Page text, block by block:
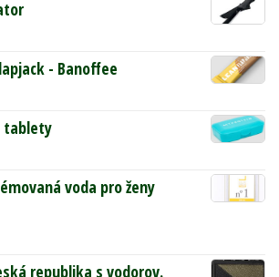
- Banoffee
tablety
voda pro ženy
republika s vodorov.